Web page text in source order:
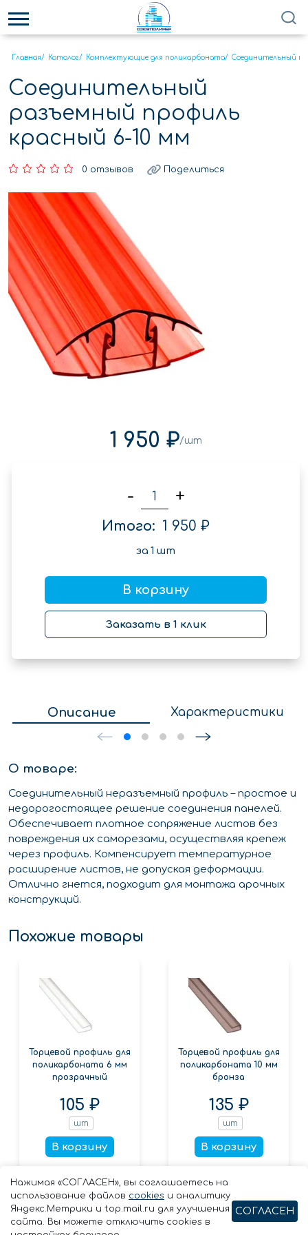
Главная/ Каталог/ Комплектующие для поликарбоната/ Соединительный
Соединительный
разъемный профиль
красный 6-10 мм
0 отзывов Поделиться
1 950 ₽/шт
- +
Итого: 1 950 ₽
за 1 шт
В корзину
Заказать в 1 клик
Описание Характеристики
О товаре:
Соединительный неразъемный профиль – простое и
недорогостоящее решение соединения панелей.
Обеспечивает плотное сопряжение листов без
повреждения их саморезами, осуществляя крепеж
через профиль. Компенсирует температурное
расширение листов, не допуская деформации.
Отлично гнется, подходит для монтажа арочных
конструкций.
Похожие товары
Торцевой профиль для
поликарбоната 6 мм
прозрачный
105 ₽
шт
В корзину
Торцевой профиль для
поликарбоната 10 мм
бронза
135 ₽
шт
В корзину
Нажимая «СОГЛАСЕН», вы соглашаетесь на
использование файлов cookies и аналитику
Яндекс.Метрики и top.mail.ru для улучшения
сайта. Вы можете отключить cookies в
СОГЛАСЕН